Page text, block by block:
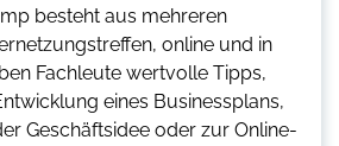
besteht aus mehreren
online und in
Fachleute wertvolle Tipps,
eines Businessplans,
Geschäftsidee oder zur Online-